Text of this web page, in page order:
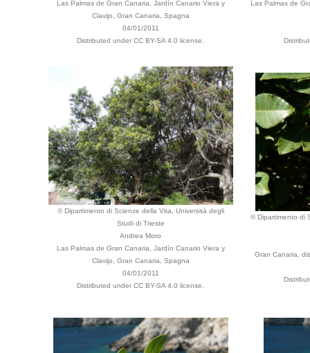
Las Palmas de Gran Canaria, Jardín Canario Viera y
Clavijo, Gran Canaria, Spagna
04/01/2011
Distributed under CC BY-SA 4.0 license.
Las Palmas de
© Dipartimento di Scienze della Vita, Università degli
Studi di Trieste
Andrea Moro
Las Palmas de Gran Canaria, Jardín Canario Viera y
Clavijo, Gran Canaria, Spagna
04/01/2011
Distributed under CC BY-SA 4.0 license.
© Dipartimento di
Gran Canaria,